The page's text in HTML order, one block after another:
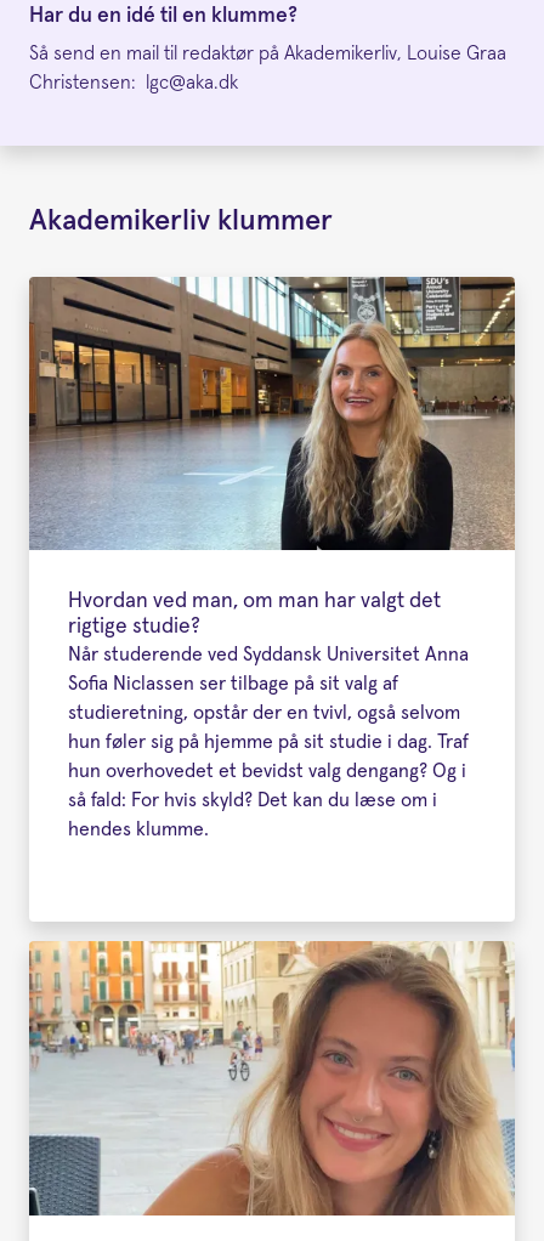
Har du en idé til en klumme?
Så send en mail til redaktør på Akademikerliv, Louise Graa
Christensen: lgc@aka.dk
Akademikerliv klummer
Hvordan ved man, om man har valgt det
rigtige studie?
Når studerende ved Syddansk Universitet Anna
Sofia Niclassen ser tilbage på sit valg af
studieretning, opstår der en tvivl, også selvom
hun føler sig på hjemme på sit studie i dag. Traf
hun overhovedet et bevidst valg dengang? Og i
så fald: For hvis skyld? Det kan du læse om i
hendes klumme.